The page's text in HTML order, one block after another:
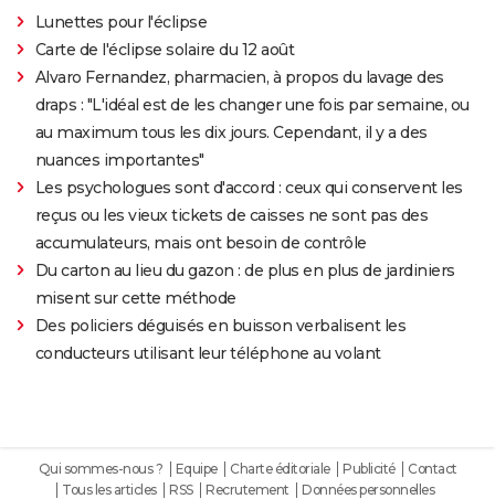
Lunettes pour l'éclipse
Carte de l'éclipse solaire du 12 août
Alvaro Fernandez, pharmacien, à propos du lavage des
draps : "L'idéal est de les changer une fois par semaine, ou
au maximum tous les dix jours. Cependant, il y a des
nuances importantes"
Les psychologues sont d'accord : ceux qui conservent les
reçus ou les vieux tickets de caisses ne sont pas des
accumulateurs, mais ont besoin de contrôle
Du carton au lieu du gazon : de plus en plus de jardiniers
misent sur cette méthode
Des policiers déguisés en buisson verbalisent les
conducteurs utilisant leur téléphone au volant
Qui sommes-nous ? Equipe Charte éditoriale Publicité
Contact
Tous les articles
RSS Recrutement
Données personnelles